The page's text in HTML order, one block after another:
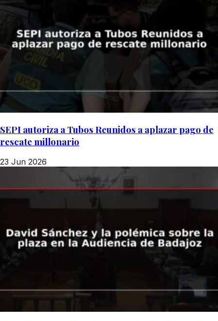
SEPI autoriza a Tubos Reunidos a aplazar pago de
rescate millonario
23 Jun 2026